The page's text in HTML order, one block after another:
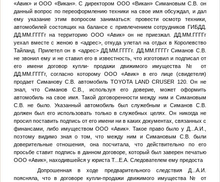
«Авик» и ООО «Викан». С директором ООО «Викан» Симановым С.В. он
данный вопрос по переоформлению техники на свое имя обсуждал, и дал
ему указание этим вопросом заниматься: провести осмотр техники,
автомобилей состоящих на балансе с привлечением сотрудников ГИБДД.
ДД.ММ.ГГГГг на территорию ООО «Авик» он не приезжал. ДД.ММ.ГГГГг
уехал вместе с женою в <адрес>, откуда улетал на отдых в Королевство
Тайланд. Прилетел он в <адрес> ДД.ММ.ГГГГг. ДД.ММ.ГГГГг Симанов С.В.
не звонил ему и не ставил его в известность, что изготовил и подписал от
его имени договор купли- продажи движимого имущества №
от
ДД.ММ.ГГГГг, согласно которому ООО «Авик» в его лице (свидетеля)
продает Симанову С.В. автомобиль TOYOTA LAND CRUSER 120. Он не
знал, что Симанов С.В., используя его доверие, может оформить
автомобиль на свое имя. Такой договоренности между ним и Симановым
С.В. не было. Указанный автомобиль был служебным и Симанов С.В.
должен был его использовать только в служебных целях. Он никогда не
просил поставить подпись от его имени ни в каких документах, связанных с
финансами, либо имуществом ООО «Авик». Такое право было у Д...А.И.
поэтому видимо зная о том, что между ним и Симановым С.В. были
доверительные отношения, она посчитала, что действительно по его
просьбе ставит подпись в данном договоре, который был заверен печатью
ООО «Авик», находившейся у юриста Т...Е.А. Следователем ему предоста
Допрошенная в ходе предварительного следствияД...А.И.
поясняла, что в договоре купли-продажи движимого имущества №
от